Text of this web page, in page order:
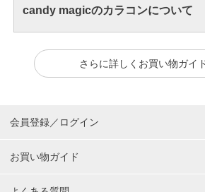
candy magicのカラコンについて
さらに詳しくお買い物ガイ
会員登録／ログイン
お買い物ガイド